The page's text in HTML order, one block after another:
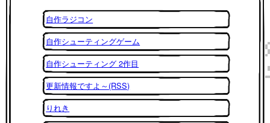
自作ラジコン
自作シューティングゲーム
自作シューティング 2作目
更新情報ですよ～(RSS)
りれき